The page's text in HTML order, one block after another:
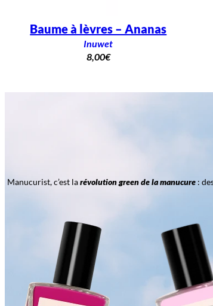
Baume à lèvres – Ananas
Inuwet
8,00€
Manucurist, c’est larévolution green de la manucure: